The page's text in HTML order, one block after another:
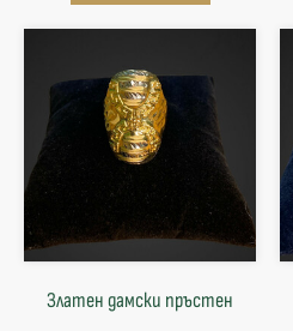
Златен дамски пръстен